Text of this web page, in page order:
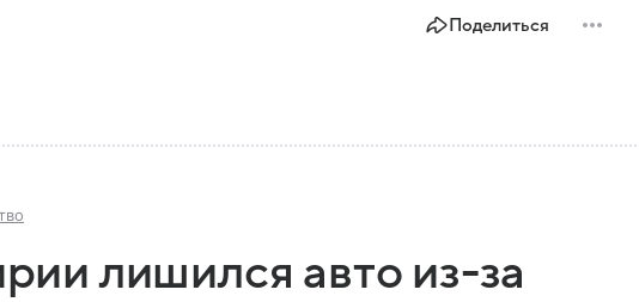
Поделиться
лишился авто из-за